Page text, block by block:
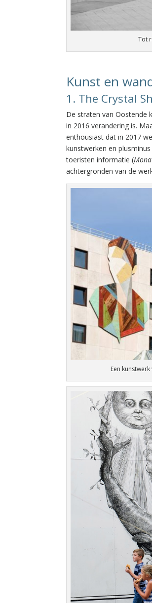
Tot
Kunst en
1. The Crystal
De straten van Oostende
in 2016 verandering is.
enthousiast dat in 2017
kunstwerken en
toeristen informatie (
achtergronden van de
Een